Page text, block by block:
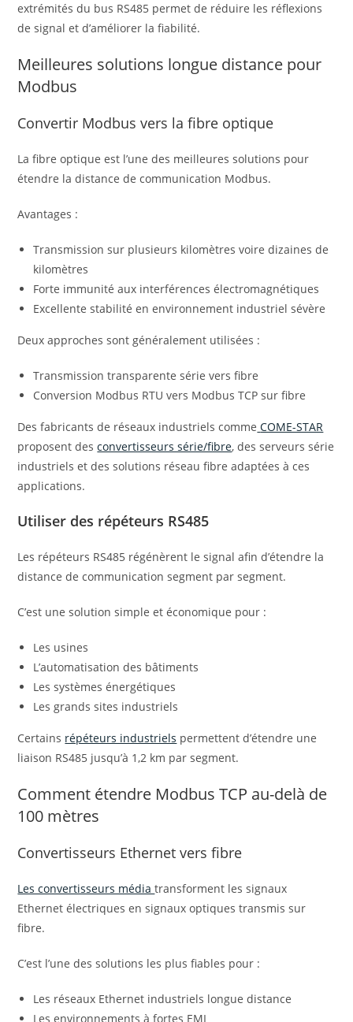
extrémités du bus RS485 permet de réduire les réflexions
de signal et d’améliorer la fiabilité.
Meilleures solutions longue distance pour
Modbus
Convertir Modbus vers la fibre optique
La fibre optique est l’une des meilleures solutions pour
étendre la distance de communication Modbus.
Avantages :
Transmission sur plusieurs kilomètres voire dizaines de
kilomètres
Forte immunité aux interférences électromagnétiques
Excellente stabilité en environnement industriel sévère
Deux approches sont généralement utilisées :
Transmission transparente série vers fibre
Conversion Modbus RTU vers Modbus TCP sur fibre
Des fabricants de réseaux industriels comme COME-STAR
proposent desconvertisseurs série/fibre, des serveurs série
industriels et des solutions réseau fibre adaptées à ces
applications.
Utiliser des répéteurs RS485
Les répéteurs RS485 régénèrent le signal afin d’étendre la
distance de communication segment par segment.
C’est une solution simple et économique pour :
Les usines
L’automatisation des bâtiments
Les systèmes énergétiques
Les grands sites industriels
Certains répéteurs industriels permettent d’étendre une
liaison RS485 jusqu’à 1,2 km par segment.
Comment étendre Modbus TCP au-delà de
100 mètres
Convertisseurs Ethernet vers fibre
Les convertisseurs médiatransforment les signaux
Ethernet électriques en signaux optiques transmis sur
fibre.
C’est l’une des solutions les plus fiables pour :
Les réseaux Ethernet industriels longue distance
Les environnements à fortes EMI